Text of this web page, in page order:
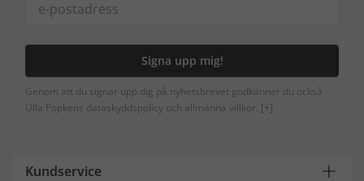
Signa upp mig!
Genom att du signar upp dig på nyhetsbrevet godkänner du också
Ulla Popkens dataskyddspolicy och allmänna villkor. [+]
Kundservice